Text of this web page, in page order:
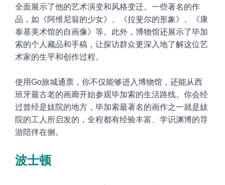
全面展示了他的艺术演变和风格变迁。一些著名的作
品，如《阿维尼翁的少女》、《拉斐尔的形象》、《康
泰基美术馆的自画像》等。此外，博物馆还展示了毕加
索的个人藏品和手稿，让探访群众更深入地了解这位艺
术家的生平和创作过程。
使用Go旅城通票，你不仅能够进入博物馆，还能从西
班牙最古老的画廊开始参观毕加索的生活路线。你会经
过曾经是妓院的地方，毕加索最著名的画作之一就是妓
院的工人所启发的，全程都有经验丰富、学识渊博的导
游陪伴在侧。
波士顿